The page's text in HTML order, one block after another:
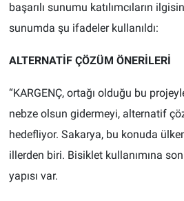
başarılı sunumu katılımcıların
sunumda şu ifadeler kullanıldı:
ALTERNATİF ÇÖZÜM ÖNERİLERİ
“KARGENÇ, ortağı olduğu bu
nebze olsun gidermeyi, alternatif
hedefliyor. Sakarya, bu konuda
illerden biri. Bisiklet kullanımına
yapısı var.